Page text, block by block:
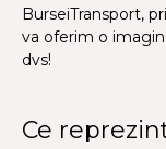
BurseiTransport,
va oferim o
dvs!
Ce